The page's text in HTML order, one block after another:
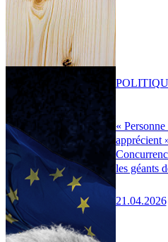
« Personne
apprécient
les géants
21.04.2026